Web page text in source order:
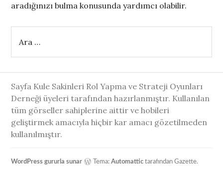
aradığınızı bulma konusunda yardımcı olabilir.
Sayfa Kule Sakinleri Rol Yapma ve Strateji Oyunları
Derneği üyeleri tarafından hazırlanmıştır. Kullanılan
tüm görseller sahiplerine aittir ve hobileri
geliştirmek amacıyla hiçbir kar amacı gözetilmeden
kullanılmıştır.
WordPress gururla sunar Tema:Automattic tarafından Gazette.